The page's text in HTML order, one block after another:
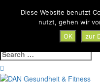
Search
for:
Diese Website benutzt
nutzt, gehen wir
OK
zur